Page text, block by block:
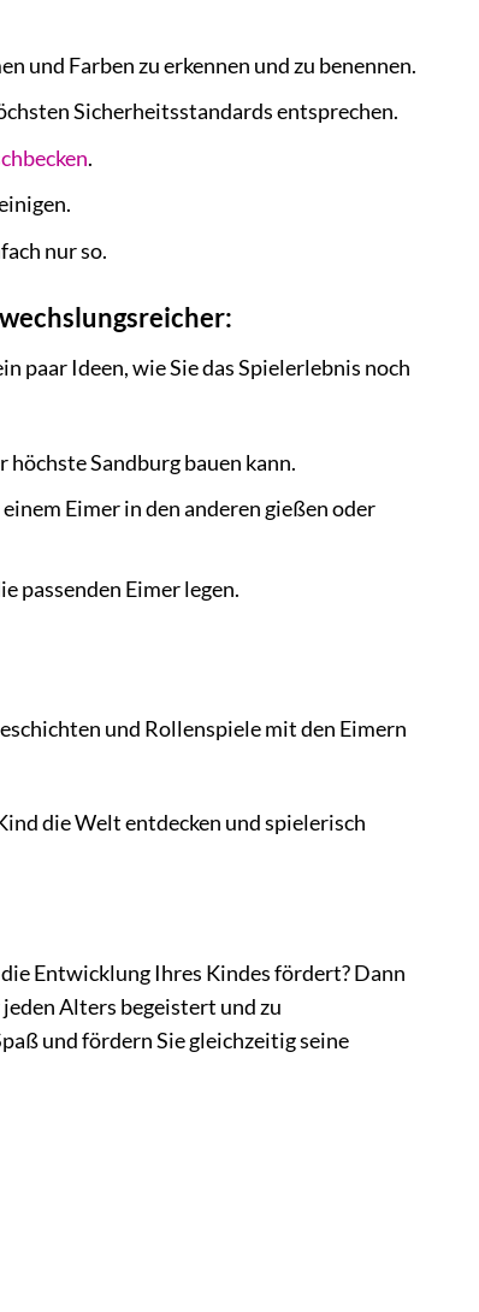
und Farben zu erkennen und zu benennen.
Sicherheitsstandards entsprechen.
.
nur so.
paar Ideen, wie Sie das Spielerlebnis noch
Sandburg bauen kann.
Eimer in den anderen gießen oder
passenden Eimer legen.
und Rollenspiele mit den Eimern
die Welt entdecken und spielerisch
Entwicklung Ihres Kindes fördert? Dann
Alters begeistert und zu
und fördern Sie gleichzeitig seine